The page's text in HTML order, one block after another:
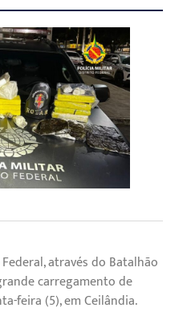
através do Batalhão
carregamento de
feira (5), em Ceilândia.